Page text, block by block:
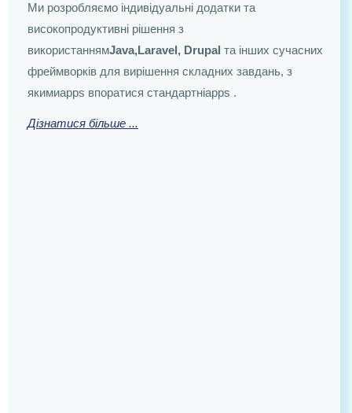
Уникніть дорогих помилок ще до початку роботи. Ми
проводимо ретельний аудит ваших існуючих процесів
та технічних недоліків, щоб розробити надійний план
дій ще до початку будь-якого впровадження чи
міграції.
Ми розробляємо індивідуальні додатки та
високопродуктивні рішення з
використаннямJava,Laravel, Drupal та інших сучасних
фреймворків для вирішення складних завдань, з
якимиapps впоратися стандартніapps .
Дізнатися більше ...